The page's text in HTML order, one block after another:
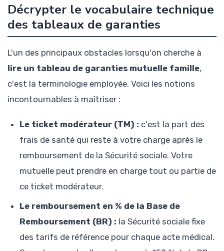
Décrypter le vocabulaire technique
des tableaux de garanties
L'un des principaux obstacles lorsqu'on cherche à
lire un tableau de garanties mutuelle famille,
c'est la terminologie employée. Voici les notions
incontournables à maîtriser :
Le ticket modérateur (TM) : c'est la part des
frais de santé qui reste à votre charge après le
remboursement de la Sécurité sociale. Votre
mutuelle peut prendre en charge tout ou partie de
ce ticket modérateur.
Le remboursement en % de la Base de
Remboursement (BR) : la Sécurité sociale fixe
des tarifs de référence pour chaque acte médical.